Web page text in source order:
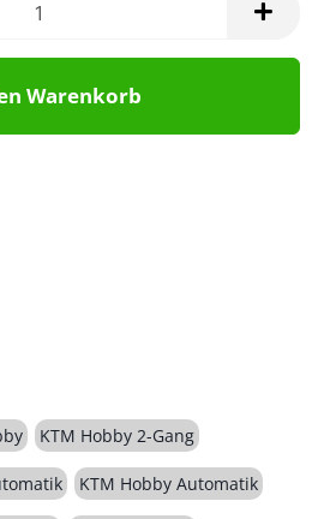
Warenkorb
KTM Hobby 2-Gang
KTM Hobby Automatik